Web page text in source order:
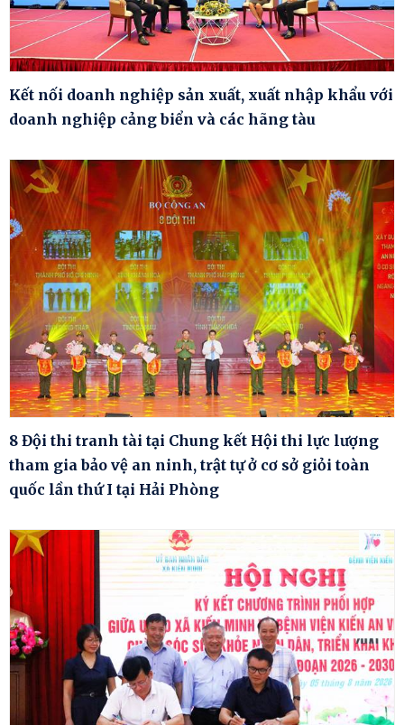
Kết nối doanh nghiệp sản xuất, xuất nhập khẩu với
doanh nghiệp cảng biển và các hãng tàu
8 Đội thi tranh tài tại Chung kết Hội thi lực lượng
tham gia bảo vệ an ninh, trật tự ở cơ sở giỏi toàn
quốc lần thứ I tại Hải Phòng